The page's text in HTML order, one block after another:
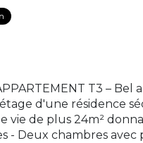
T3 –
d'une résidence
vie de plus 24m²
- Deux chambres avec